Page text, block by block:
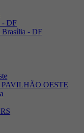
- DF
Brasília - DF
OESTE